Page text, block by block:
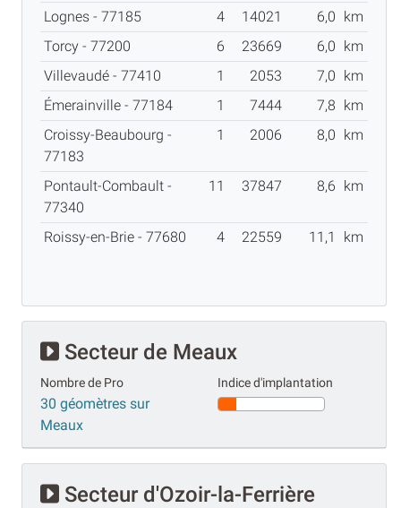
Lognes - 77185
4 14021 6,0 km
Torcy - 77200
6 23669 6,0 km
Villevaudé - 77410
1 2053 7,0 km
Émerainville - 77184
1 7444 7,8 km
Croissy-Beaubourg -
77183
1 2006 8,0 km
Pontault-Combault -
77340
11 37847 8,6 km
Roissy-en-Brie - 77680 4 22559 11,1 km
Secteur de Meaux
Nombre de Pro
30 géomètres sur
Meaux
Indice d'implantation
Secteur d'Ozoir-la-Ferrière